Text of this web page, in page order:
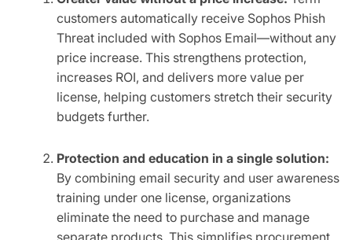
customers automatically receive Sophos Phish
Threat included with Sophos Email—without any
price increase. This strengthens protection,
increases ROI, and delivers more value per
license, helping customers stretch their security
budgets further.
Protection and education in a single solution:
By combining email security and user awareness
training under one license, organizations
eliminate the need to purchase and manage
separate products. This simplifies procurement,